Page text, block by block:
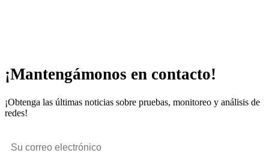
¡Mantengámonos en contacto!
¡Obtenga las últimas noticias sobre pruebas, monitoreo y análisis de
redes!